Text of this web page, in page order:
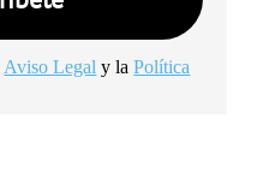
Aviso Legal y laPolítica